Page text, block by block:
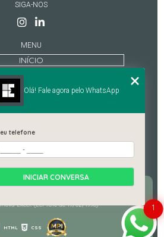
SIGA-NOS
MENU
INÍCIO
QUEM SOMOS
TREINAMENTOS
CATEGORIAS
MAPA DO SITE
Excel. (Lei 9610 de 19/02/1998)
HTML CSS
1
Olá! Fale agora pelo WhatsApp
telefone
INICIAR CONVERSA